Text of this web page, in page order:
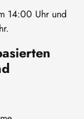
14:00 Uhr und